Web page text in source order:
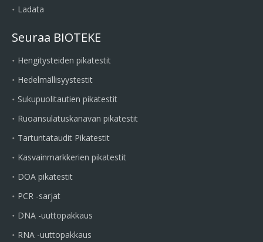
Ladata
Seuraa BIOTEKE
Hengitysteiden pikatestit
Hedelmällisyystestit
Sukupuolitautien pikatestit
Ruoansulatuskanavan pikatestit
Tartuntataudit Pikatestit
Kasvainmarkkerien pikatestit
DOA pikatestit
PCR -sarjat
DNA -uuttopakkaus
RNA -uuttopakkaus